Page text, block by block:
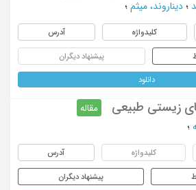
؛ دیناروند، میثم ؛
کلیدواژه آدرس
پیشنهاد دیگران
دانلود
زیستی طبیعی
مقاله
؛
کلیدواژه آدرس
پیشنهاد دیگران